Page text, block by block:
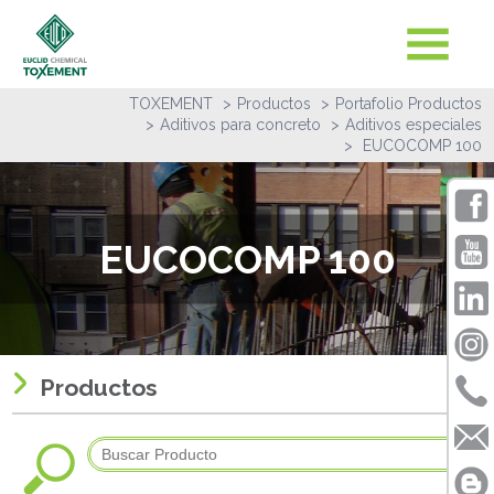
TOXEMENT Productos
Portafolio Productos
Aditivos para concreto
Aditivos especiales
EUCOCOMP 100
EUCOCOMP 100
Productos